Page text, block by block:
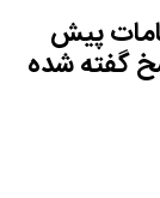
پیش
گفته شده